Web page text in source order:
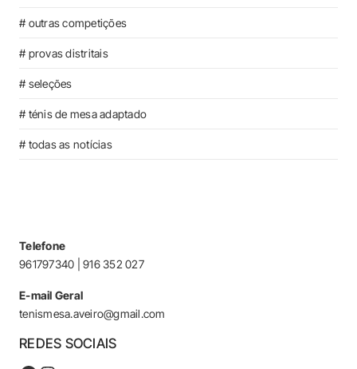
# outras competições
# provas distritais
# seleções
# ténis de mesa adaptado
# todas as notícias
Telefone
961797340 | 916 352 027
E-mail Geral
tenismesa.aveiro@gmail.com
REDES SOCIAIS